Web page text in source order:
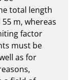
total length
m, whereas
factor
must be
as for